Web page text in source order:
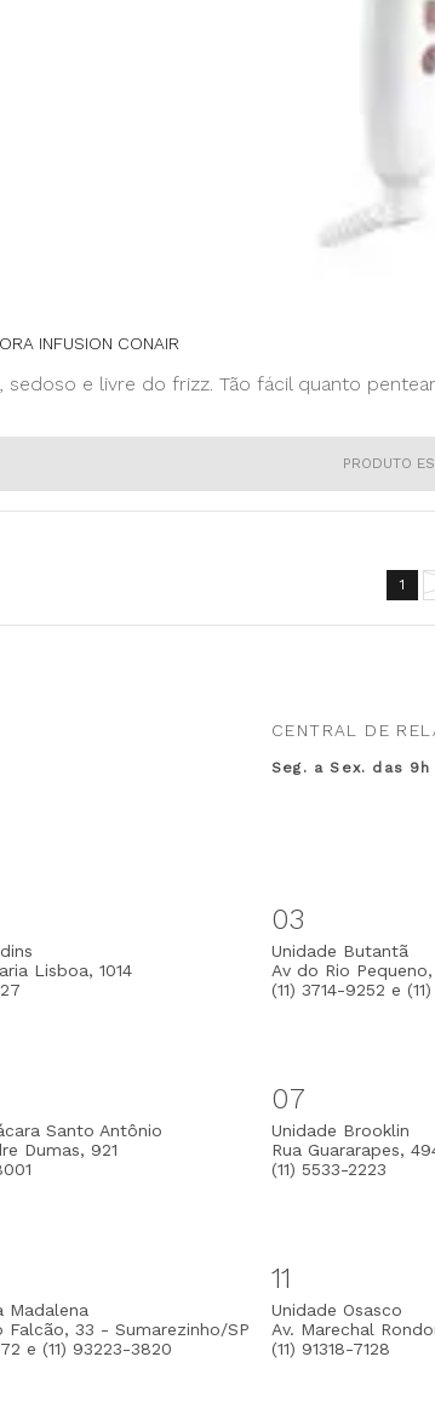
INFUSION CONAIR
sedoso e livre do frizz. Tão fácil quanto
PRODUTO
1
CENTRAL DE
Seg. a Sex. das 9h
Lisboa, 1014
03
Unidade Butantã
Av do Rio
(11) 3714-9252 e
Santo Antônio
Dumas, 921
07
Unidade Brooklin
Rua Guararapes,
(11) 5533-2223
Madalena
Falcão, 33 - Sumarezinho/SP
e (11) 93223-3820
11
Unidade Osasco
Av. Marechal
(11) 91318-7128